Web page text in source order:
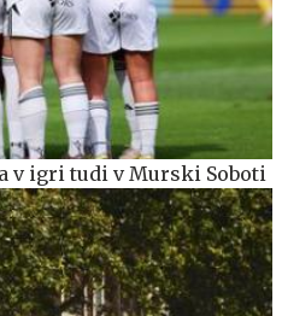
v igri tudi v Murski Soboti